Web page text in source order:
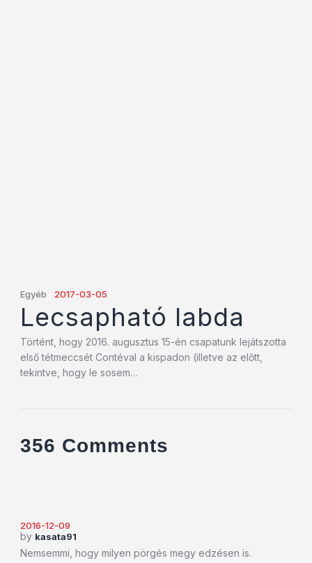
Egyéb 2017-03-05
Lecsapható labda
Történt, hogy 2016. augusztus 15-én csapatunk lejátszotta
első tétmeccsét Contéval a kispadon (illetve az előtt,
tekintve, hogy le sosem…
356 Comments
2016-12-09
by kasata91
Nemsemmi, hogy milyen pörgés megy edzésen is.